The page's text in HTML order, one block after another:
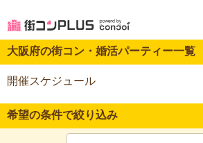
大阪府の街コン・婚活パーティー一覧
開催スケジュール
希望の条件で絞り込み